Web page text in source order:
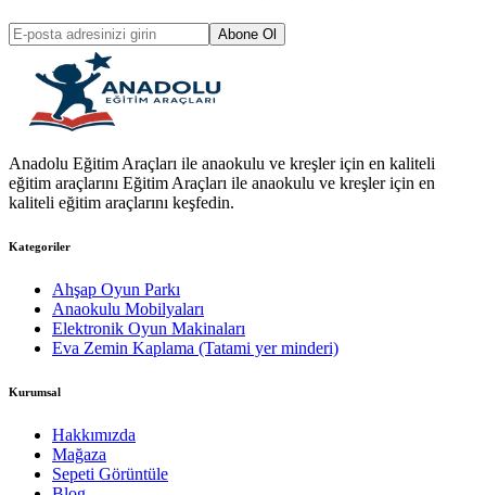
Abone Ol
Anadolu Eğitim Araçları ile anaokulu ve kreşler için en kaliteli
eğitim araçlarını Eğitim Araçları ile anaokulu ve kreşler için en
kaliteli eğitim araçlarını keşfedin.
Kategoriler
Ahşap Oyun Parkı
Anaokulu Mobilyaları
Elektronik Oyun Makinaları
Eva Zemin Kaplama (Tatami yer minderi)
Kurumsal
Hakkımızda
Mağaza
Sepeti Görüntüle